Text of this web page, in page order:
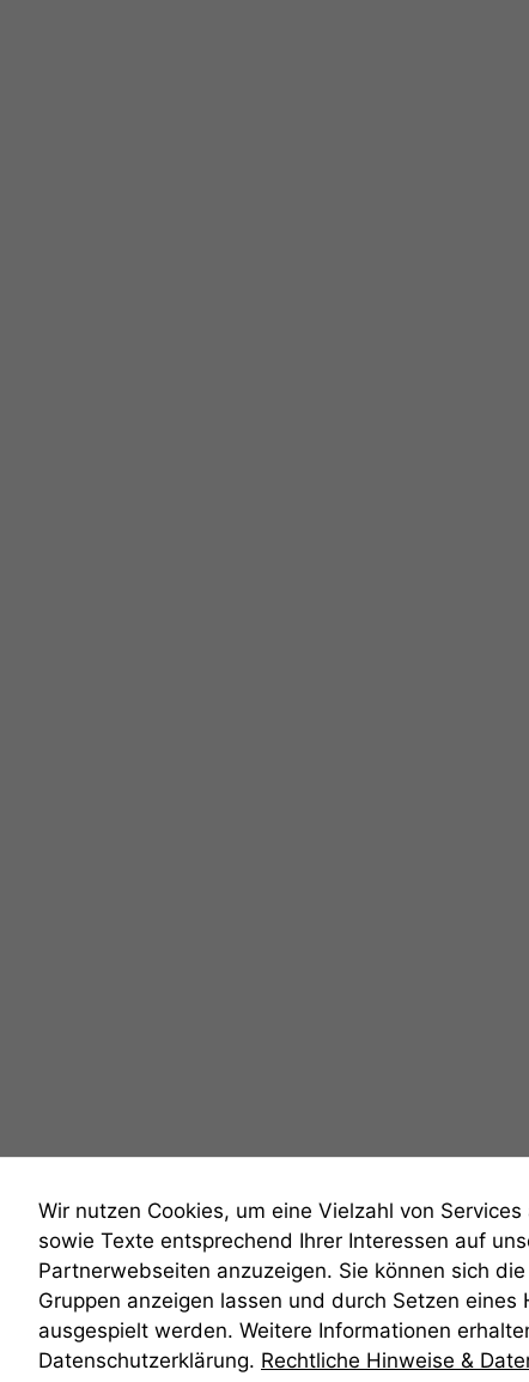
anmelden
Wir nutzen Cookies, um eine Vielzahl von
sowie Texte entsprechend Ihrer Interessen auf
Partnerwebseiten anzuzeigen. Sie können sich
Gruppen anzeigen lassen und durch Setzen
ausgespielt werden. Weitere Informationen
Datenschutzerklärung. Rechtliche Hinweise &